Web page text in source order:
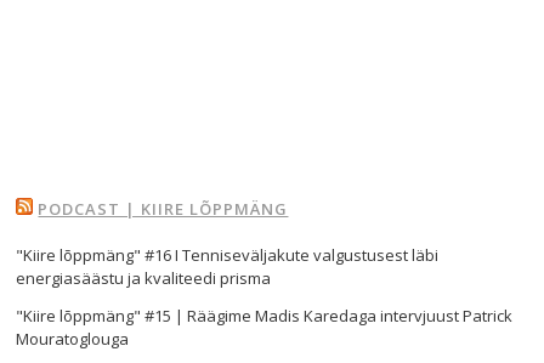
PODCAST | KIIRE LÕPPMÄNG
"Kiire lõppmäng" #16 I Tenniseväljakute valgustusest läbi
energiasäästu ja kvaliteedi prisma
"Kiire lõppmäng" #15 | Räägime Madis Karedaga intervjuust Patrick
Mouratoglouga